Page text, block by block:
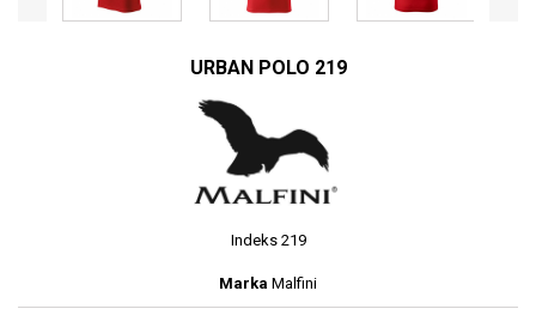
URBAN POLO 219
Indeks 219
Marka Malfini